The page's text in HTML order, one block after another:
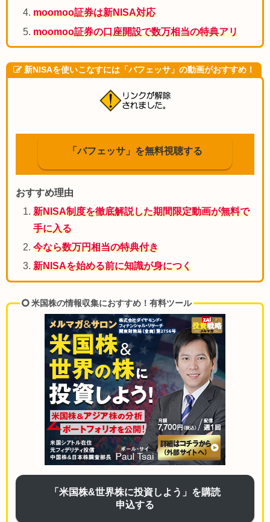
moomoo証券は新NISA対応
moomoo証券の口座開設で数万相当の特典アリ
新NISAを使いこなすには「バフェッサ」の動画がおすすめ！
「バフェッサ」を無料視聴する
おすすめ理由
新NISA制度を徹底解説した期間限定動画が無料で
手に入る
今なら数万円相当の特典付き
新NISAを始める前に知識が身につく
米国株の情報収集におすすめ！有料ツール
「米国株&世界株に投資しよう」を購読
申込する